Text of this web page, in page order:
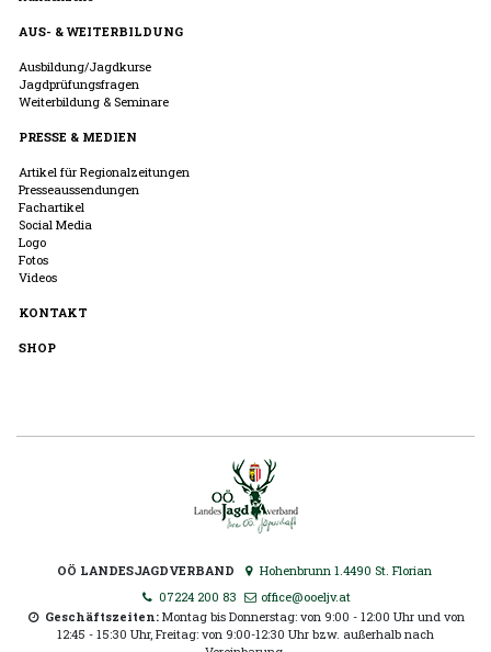
AUS- & WEITERBILDUNG
Ausbildung/Jagdkurse
Jagdprüfungsfragen
Weiterbildung & Seminare
PRESSE & MEDIEN
Artikel für Regionalzeitungen
Presseaussendungen
Fachartikel
Social Media
Logo
Fotos
Videos
KONTAKT
SHOP
OÖ LANDESJAGDVERBAND
Hohenbrunn 1.4490 St. Florian
07224 200 83
office@ooeljv.at
Geschäftszeiten: Montag bis Donnerstag: von 9:00 - 12:00 Uhr und von
12:45 - 15:30 Uhr, Freitag: von 9:00-12:30 Uhr bzw. außerhalb nach